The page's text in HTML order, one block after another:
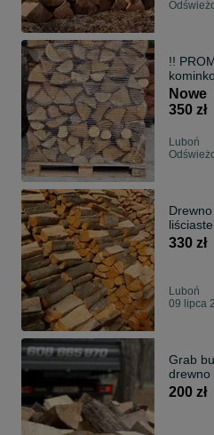
!!
]Nowe
350 zł
Luboń
330 zł
Luboń
09 lipca
Grab
drewno
200 zł